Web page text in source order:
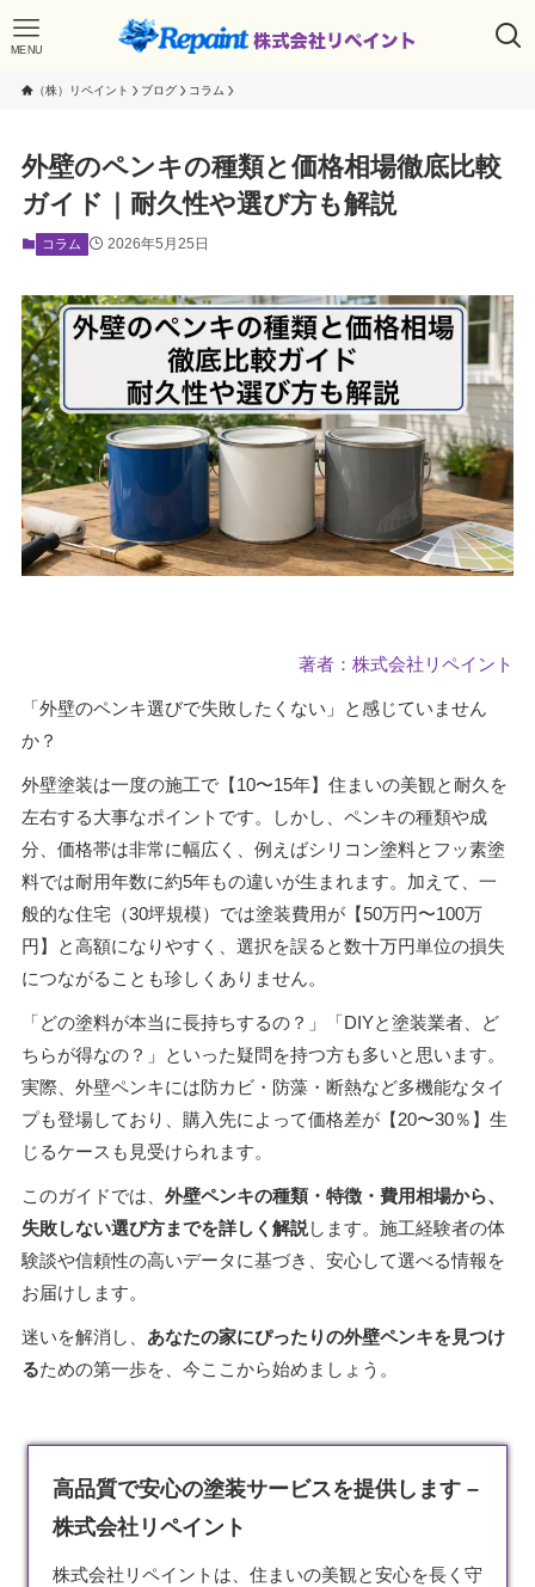
MENU
（株）リペイント ブログ コラム
外壁のペンキの種類と価格相場徹底比較
ガイド｜耐久性や選び方も解説
コラム 2026年5月25日
著者：株式会社リペイント
「外壁のペンキ選びで失敗したくない」と感じていません
か？
外壁塗装は一度の施工で【10〜15年】住まいの美観と耐久を
左右する大事なポイントです。しかし、ペンキの種類や成
分、価格帯は非常に幅広く、例えばシリコン塗料とフッ素塗
料では耐用年数に約5年もの違いが生まれます。加えて、一
般的な住宅（30坪規模）では塗装費用が【50万円〜100万
円】と高額になりやすく、選択を誤ると数十万円単位の損失
につながることも珍しくありません。
「どの塗料が本当に長持ちするの？」「DIYと塗装業者、ど
ちらが得なの？」といった疑問を持つ方も多いと思います。
実際、外壁ペンキには防カビ・防藻・断熱など多機能なタイ
プも登場しており、購入先によって価格差が【20〜30％】生
じるケースも見受けられます。
このガイドでは、 外壁ペンキの種類・特徴・費用相場から、
失敗しない選び方までを詳しく解説します。施工経験者の体
験談や信頼性の高いデータに基づき、安心して選べる情報を
お届けします。
迷いを解消し、 あなたの家にぴったりの外壁ペンキを見つけ
るための第一歩を、今ここから始めましょう。
高品質で安心の塗装サービスを提供します –
株式会社リペイント
株式会社リペイントは、住まいの美観と安心を長く守